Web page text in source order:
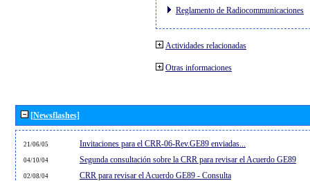
Reglamento de Radiocommunicaciones
Actividades relacionadas
Otras informaciones
[Newsflashes]
21/06/05 Invitaciones para el CRR-06-Rev.GE89 enviadas...
04/10/04 Segunda consultación sobre la CRR para revisar el Acuerdo GE89
02/08/04 CRR para revisar el Acuerdo GE89 - Consulta